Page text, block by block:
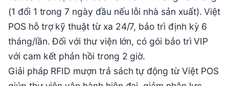
(1 đổi 1 trong 7 ngày đầu nếu lỗi nhà sản xuất). Việt
POS hỗ trợ kỹ thuật từ xa 24/7, bảo trì định kỳ 6
tháng/lần. Đối với thư viện lớn, có gói bảo trì VIP
với cam kết phản hồi trong 2 giờ.
Giải pháp RFID mượn trả sách tự động từ Việt POS